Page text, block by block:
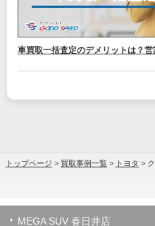
車買取一括査定のデメリットは？
トップページ > 買取事例一覧 > トヨタ >
MEGA SUV 春日井店